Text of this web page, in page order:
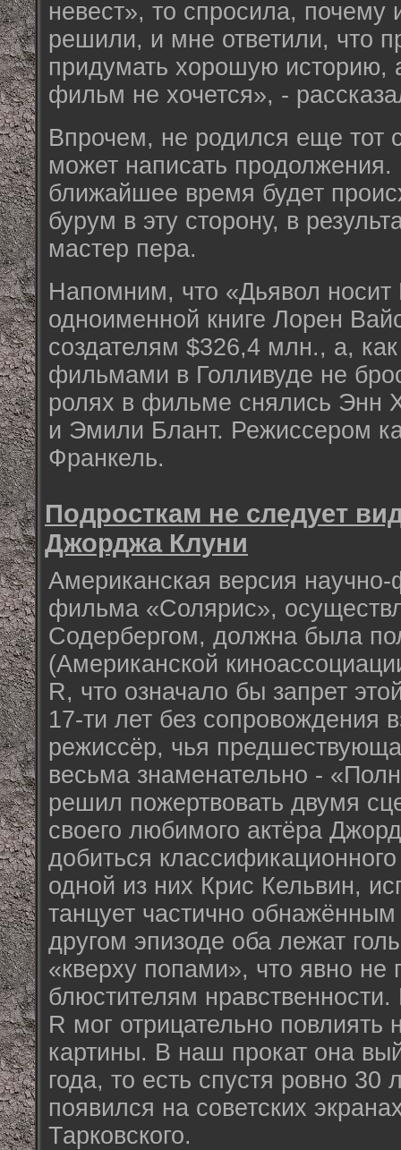
невест», то спросила, почему
решили, и мне ответили, что
придумать хорошую историю,
фильм не хочется», -
Впрочем, не родился еще тот
может написать
ближайшее время будет
бурум в эту сторону, в
мастер пера.
Напомним, что «Дьявол носит
одноименной книге Лорен
создателям $326,4 млн., а,
фильмами в Голливуде не
ролях в фильме снялись Энн
и Эмили Блант. Режиссером
Франкель.
Подросткам не следует
Джорджа Клуни
Американская версия научно-
фильма «Солярис»,
Содербергом, должна была
(Американской
R, что означало бы запрет
17-ти лет без сопровождения
режиссёр, чья
весьма знаменательно -
решил пожертвовать двумя
своего любимого актёра
добиться
одной из них Крис Кельвин,
танцует частично
другом эпизоде оба лежат
«кверху попами», что явно не
блюстителям нравственности.
R мог отрицательно повлиять
картины. В наш прокат она
года, то есть спустя ровно 30
появился на советских
Тарковского.